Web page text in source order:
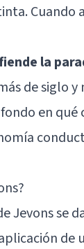
Cuando
la
de siglo
en qué
Jevons se